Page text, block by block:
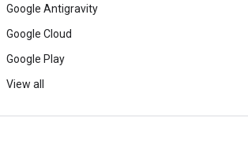
Google Antigravity
Google Cloud
Google Play
View all